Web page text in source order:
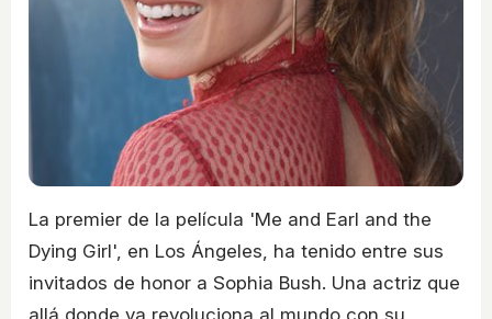
La premier de la película 'Me and Earl and the
Dying Girl', en Los Ángeles, ha tenido entre sus
invitados de honor a Sophia Bush. Una actriz que
allá donde va revoluciona al mundo con su